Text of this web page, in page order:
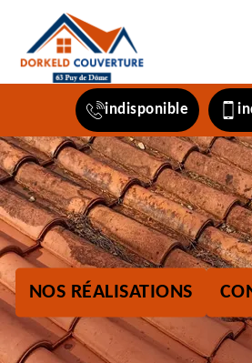
indisponible
NOS RÉALISATIONS